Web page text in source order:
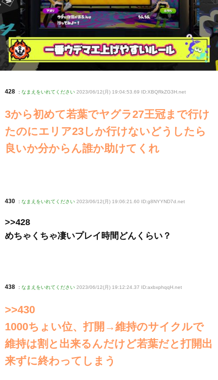
428 : なまえをいれてください 2023/06/12(月) 19:04:53.69 ID:XBQRkZG3H .net
3から初めて若葉でヤグラ27王冠まで行け
たのにエリア23しか行けないどうしたら
良いか分からん誰か助けてくれ
430 : なまえをいれてください 2023/06/12(月) 19:06:21.60 ID:g8NYYND7d .net
>>428
めちゃくちゃ凄いプレイ時間どんくらい？
438 : なまえをいれてください 2023/06/12(月) 19:12:24.37 ID:axbxphqqH.net
>>430
1000ちょい位、打開→維持のサイクルで
維持は割と出来るんだけど若葉だと打開出
来ずに終わってしまう